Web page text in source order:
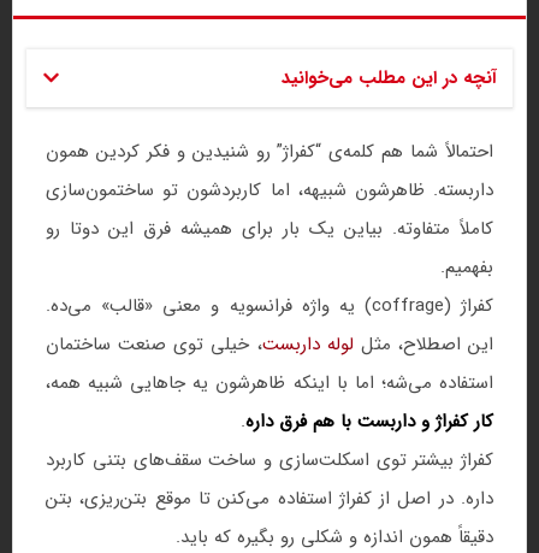
آنچه در این مطلب می‌خوانید
احتمالاً شما هم کلمه‌ی “کفراژ” رو شنیدین و فکر کردین همون
داربسته. ظاهرشون شبیهه، اما کاربردشون تو ساختمون‌سازی
کاملاً متفاوته. بیاین یک بار برای همیشه فرق این دوتا رو
بفهمیم.
کفراژ (coffrage) یه واژه فرانسویه و معنی «قالب» می‌ده.
این اصطلاح، مثل لوله داربست، خیلی توی صنعت ساختمان
استفاده می‌شه؛ اما با اینکه ظاهرشون یه جاهایی شبیه همه،
کار کفراژ و داربست با هم فرق داره.
کفراژ بیشتر توی اسکلت‌سازی و ساخت سقف‌های بتنی کاربرد
داره. در اصل از کفراژ استفاده می‌کنن تا موقع بتن‌ریزی، بتن
دقیقاً همون اندازه و شکلی رو بگیره که باید.